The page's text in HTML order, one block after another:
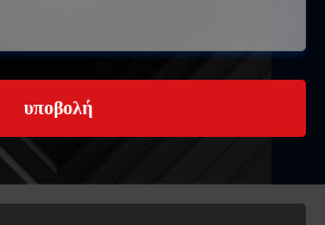
υποβολή